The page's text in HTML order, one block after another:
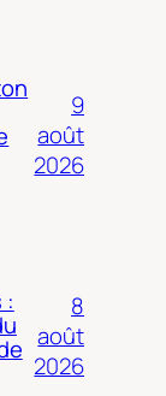
9
août
2026
:
8
août
2026